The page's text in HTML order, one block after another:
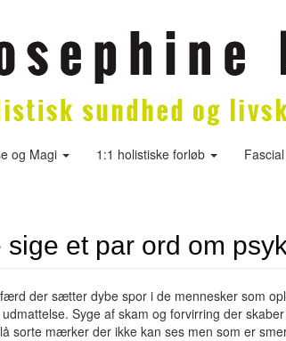
og Magi 1:1 holistiske forløb
et par ord om
der sætter dybe spor i de mennesker som
Syge af skam og forvirring der
sorte mærker der ikke kan ses men som er